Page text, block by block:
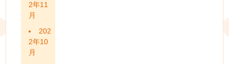
2年11
月
202
2年10
月